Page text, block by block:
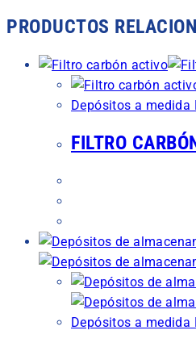
PRODUCTOS
Depósitos a medida
FILTRO
Depósitos a medida